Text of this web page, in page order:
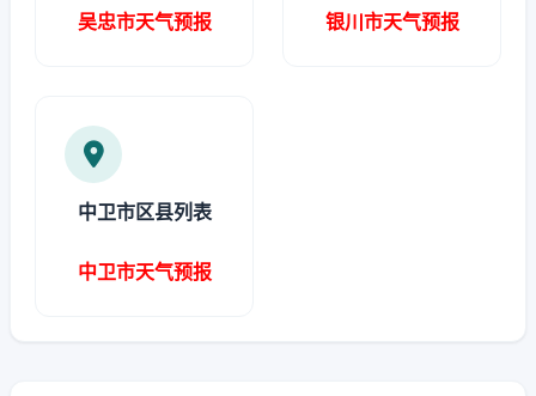
吴忠市天气预报 银川市天气预报
中卫市区县列表
中卫市天气预报